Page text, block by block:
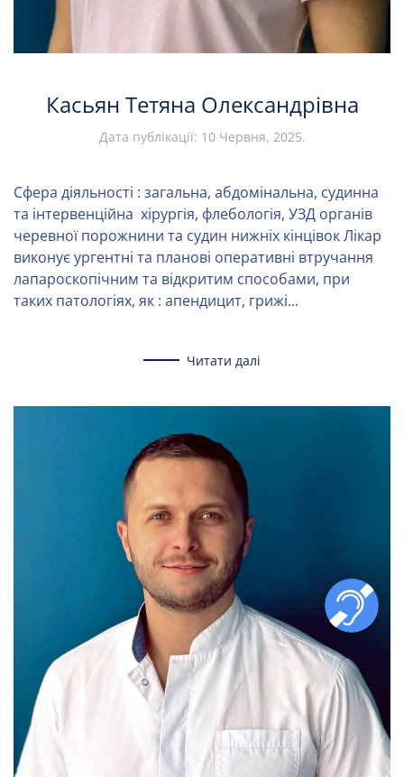
Касьян Тетяна Олександрівна
Дата публікації: 10 Червня, 2025.
Сфера діяльності : загальна, абдомінальна, судинна
та інтервенційна хірургія, флебологія, УЗД органів
черевної порожнини та судин нижніх кінцівок Лікар
виконує ургентні та планові оперативні втручання
лапароскопічним та відкритим способами, при
таких патологіях, як : апендицит, грижі...
Читати далі